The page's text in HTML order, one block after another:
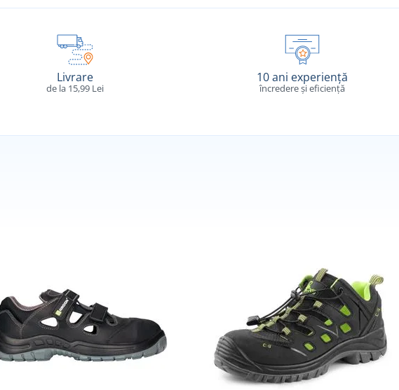
Livrare
de la 15,99 Lei
10 ani experiență
încredere și eficiență